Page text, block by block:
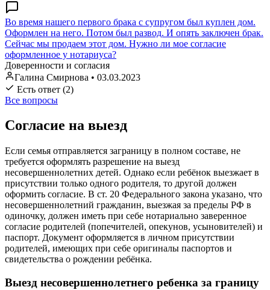
Во время нашего первого брака с супругом был куплен дом.
Оформлен на него. Потом был развод. И опять заключен брак.
Сейчас мы продаем этот дом. Нужно ли мое согласие
оформленное у нотариуса?
Доверенности и согласия
Галина Смирнова • 03.03.2023
Есть ответ (2)
Все вопросы
Согласие на выезд
Если семья отправляется заграницу в полном составе, не
требуется оформлять разрешение на выезд
несовершеннолетних детей. Однако если ребёнок выезжает в
присутствии только одного родителя, то другой должен
оформить согласие. В ст. 20 Федерального закона указано, что
несовершеннолетний гражданин, выезжая за пределы РФ в
одиночку, должен иметь при себе нотариально заверенное
согласие родителей (попечителей, опекунов, усыновителей) и
паспорт. Документ оформляется в личном присутствии
родителей, имеющих при себе оригиналы паспортов и
свидетельства о рождении ребёнка.
Выезд несовершеннолетнего ребенка за границу